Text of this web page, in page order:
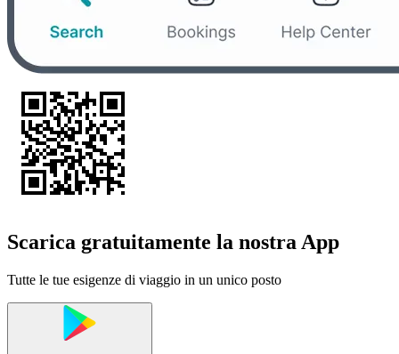
Scarica gratuitamente la nostra App
Tutte le tue esigenze di viaggio in un unico posto